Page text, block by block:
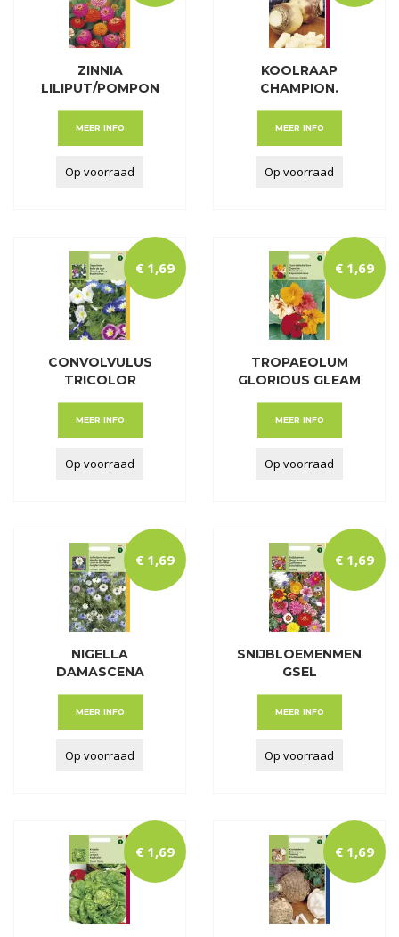
ZINNIA
LILIPUT/POMPON
MEER INFO
Op voorraad
KOOLRAAP
CHAMPION.
MEER INFO
Op voorraad
CONVOLVULUS
TRICOLOR
€ 1,69
MEER INFO
Op voorraad
TROPAEOLUM
GLORIOUS GLEAM
€ 1,69
MEER INFO
Op voorraad
NIGELLA
DAMASCENA
€ 1,69
MEER INFO
Op voorraad
SNIJBLOEMENMEN
GSEL
€ 1,69
MEER INFO
Op voorraad
€ 1,69 € 1,69